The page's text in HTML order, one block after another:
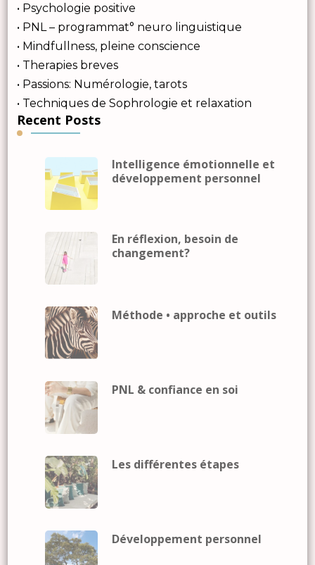
• Psychologie positive
• PNL – programmat° neuro linguistique
• Mindfullness, pleine conscience
• Therapies breves
• Passions: Numérologie, tarots
• Techniques de Sophrologie et relaxation
Recent Posts
Intelligence émotionnelle et
développement personnel
En réflexion, besoin de
changement?
Méthode • approche et outils
PNL & confiance en soi
Les différentes étapes
Développement personnel